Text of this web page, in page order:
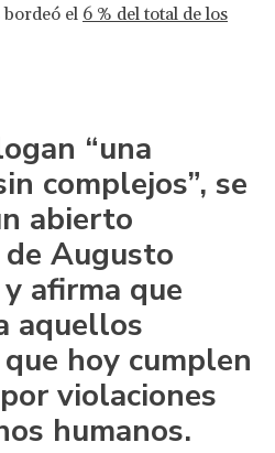
el 6 % del total de los
“una
complejos”, se
abierto
Augusto
afirma que
aquellos
hoy cumplen
violaciones
humanos.